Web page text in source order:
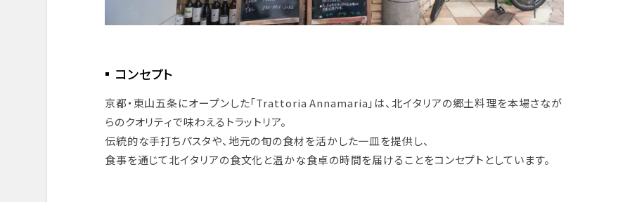
コンセプト
京都・東山五条にオープンした「Trattoria Annamaria」は、北イタリアの郷土料理を本場さなが
らのクオリティで味わえるトラットリア。
伝統的な手打ちパスタや、地元の旬の食材を活かした一皿を提供し、
食事を通じて北イタリアの食文化と温かな食卓の時間を届けることをコンセプトとしています。